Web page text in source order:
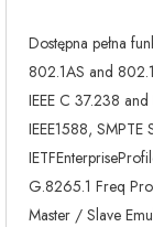
Dostępna pełna
802.1AS and
IEEE C 37.238
IEEE1588,
G.8265.1 Freq
Master / Slave